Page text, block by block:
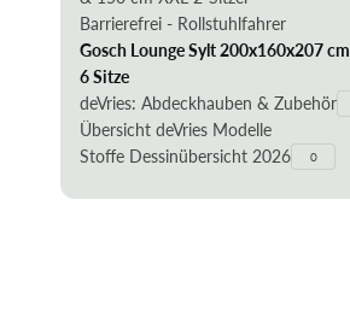
Barrierefrei - Rollstuhlfahrer
Gosch Lounge Sylt 200x160x207 cm
6 Sitze
deVries: Abdeckhauben & Zubehör
Übersicht deVries Modelle
Stoffe Dessinübersicht 2026
0